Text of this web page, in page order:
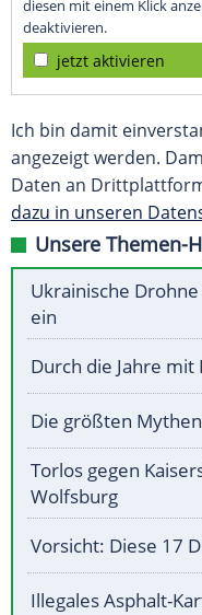
diesen mit einem Klick
deaktivieren.
jetzt aktivieren
Ich bin damit
angezeigt werden.
Daten an
dazu in unseren
Unsere Themen-
Ukrainische
ein
Durch die Jahre
Die größten
Torlos gegen
Wolfsburg
Vorsicht: Diese 17
Illegales Asphalt-